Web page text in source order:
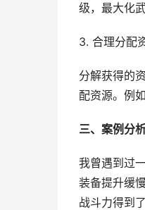
级，最大化
3. 合理分配
分解获得的
配资源。例
三、案例分
我曾遇到过
装备提升缓
战斗力得到